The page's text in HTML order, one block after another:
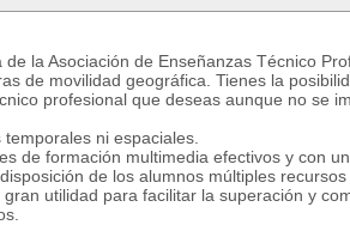
la Asociación de Enseñanzas Técnico
de movilidad geográfica. Tienes la
profesional que deseas aunque no se
ni espaciales.
de formación multimedia efectivos y con
de los alumnos múltiples
utilidad para facilitar la superación y